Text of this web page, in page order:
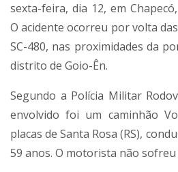
sexta-feira, dia 12, em
O acidente ocorreu por volta
SC-480, nas proximidades da
distrito de Goio-Ên.
Segundo a Polícia Militar
envolvido foi um caminhão
placas de Santa Rosa (RS),
59 anos. O motorista não